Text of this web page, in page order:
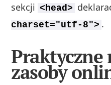
sekcji <head>
charset="utf-8"> .
Praktyczne
zasoby